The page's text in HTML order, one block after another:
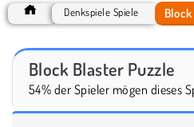
Denkspiele Spiele
Block Blaster Puzzle
54% der Spieler mögen dieses